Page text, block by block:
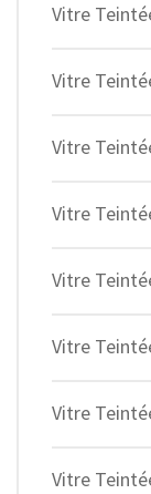
Vitre
Vitre
Vitre
Vitre
Vitre
Vitre
Vitre
Vitre